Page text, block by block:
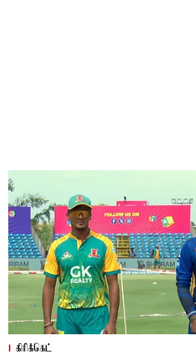
கிரிக்கெட்